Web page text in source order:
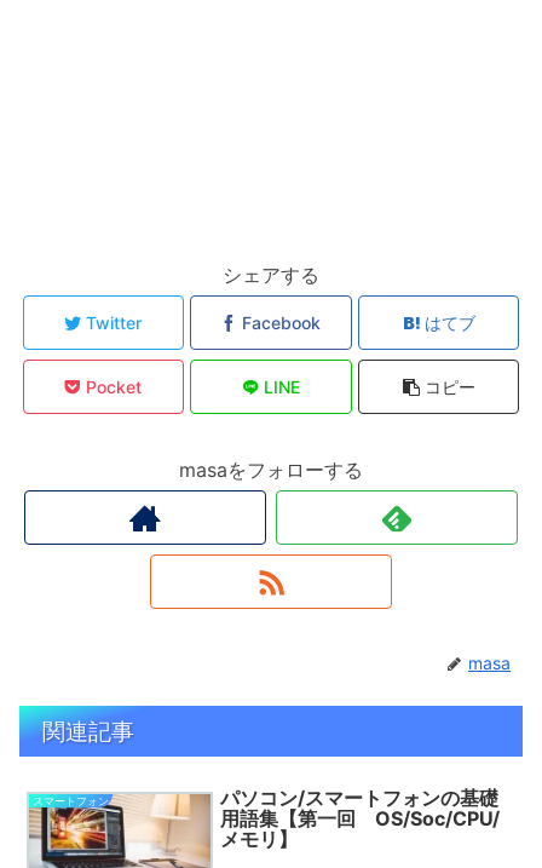
シェアする
Twitter Facebook はてブ
Pocket LINE コピー
masaをフォローする
masa
関連記事
スマートフォン
パソコン/スマートフォンの基礎
用語集【第一回 OS/Soc/CPU/
メモリ】